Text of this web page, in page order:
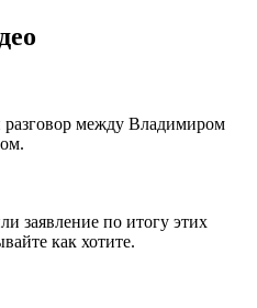
разговор между Владимиром
заявление по итогу этих
как хотите.